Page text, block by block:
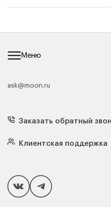
Меню
Каталог мебели
Кресла
Матрасы
Подушки
Чехлы и наматрасники
Покупателям
Способы оплаты
ask@moon.ru
Заказать обратный
Клиентская поддержка